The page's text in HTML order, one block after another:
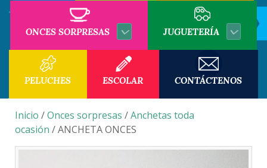
ONCES SORPRESAS JUGUETERÍA
PELUCHES ESCOLAR CONTÁCTENOS
Inicio /Onces sorpresas /Anchetas toda
ocasión / ANCHETA ONCES